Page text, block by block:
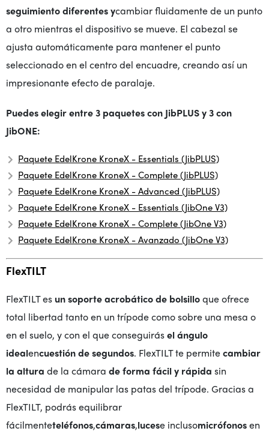
seguimiento diferentes ycambiar fluidamente de un punto
a otro mientras el dispositivo se mueve. El cabezal se
ajusta automáticamente para mantener el punto
seleccionado en el centro del encuadre, creando así un
impresionante efecto de paralaje.
Puedes elegir entre 3 paquetes con JibPLUS y 3 con
JibONE:
Paquete EdelKrone KroneX - Essentials (JibPLUS)
Paquete EdelKrone KroneX - Complete (JibPLUS)
Paquete EdelKrone KroneX - Advanced (JibPLUS)
Paquete EdelKrone KroneX - Essentials (JibOne V3)
Paquete EdelKrone KroneX - Complete (JibOne V3)
Paquete EdelKrone KroneX - Avanzado (JibOne V3)
FlexTILT
FlexTILT es un soporte acrobático de bolsilloque ofrece
total libertad tanto en un trípode como sobre una mesa o
en el suelo, y con el que conseguirásel ángulo
idealencuestión de segundos. FlexTILT te permitecambiar
la altura de la cámara de forma fácil y rápida sin
necesidad de manipular las patas del trípode. Gracias a
FlexTILT, podrás equilibrar
fácilmenteteléfonos,cámaras,lucese inclusomicrófonosen